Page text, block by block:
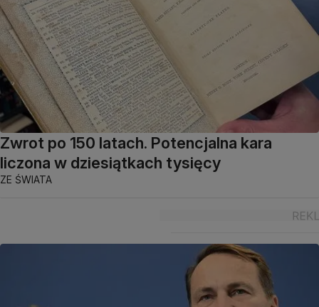
Zwrot po 150 latach. Potencjalna kara
liczona w dziesiątkach tysięcy
ZE ŚWIATA